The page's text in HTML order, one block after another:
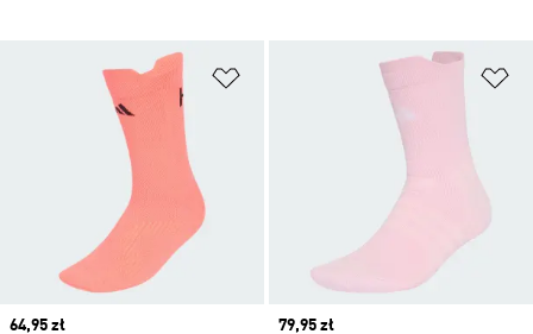
Dodaj do listy życzeń
Price
64,95 zł
Price
79,95 zł